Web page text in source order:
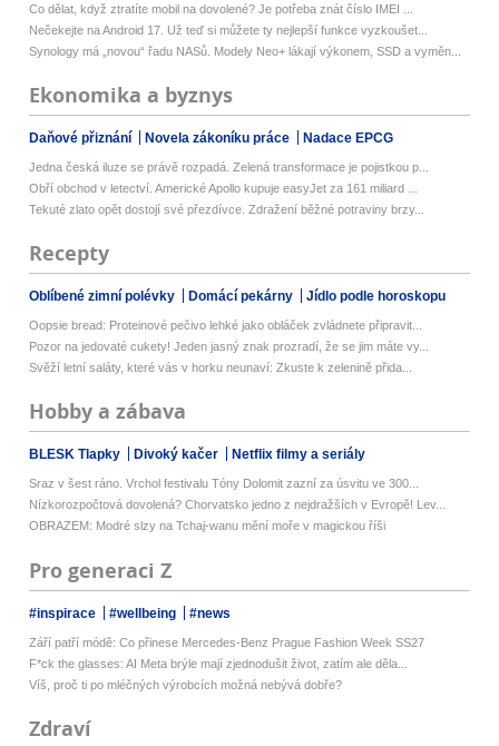
Co dělat, když ztratíte mobil na dovolené? Je potřeba znát číslo IMEI ...
Nečekejte na Android 17. Už teď si můžete ty nejlepší funkce vyzkoušet...
Synology má „novou“ řadu NASů. Modely Neo+ lákají výkonem, SSD a vyměn...
Ekonomika a byznys
Daňové přiznání Novela zákoníku práce Nadace EPCG
Jedna česká iluze se právě rozpadá. Zelená transformace je pojistkou p...
Obří obchod v letectví. Americké Apollo kupuje easyJet za 161 miliard ...
Tekuté zlato opět dostojí své přezdívce. Zdražení běžné potraviny brzy...
Recepty
Oblíbené zimní polévky Domácí pekárny Jídlo podle horoskopu
Oopsie bread: Proteinové pečivo lehké jako obláček zvládnete připravit...
Pozor na jedovaté cukety! Jeden jasný znak prozradí, že se jim máte vy...
Svěží letní saláty, které vás v horku neunaví: Zkuste k zelenině přida...
Hobby a zábava
BLESK Tlapky Divoký kačer Netflix filmy a seriály
Sraz v šest ráno. Vrchol festivalu Tóny Dolomit zazní za úsvitu ve 300...
Nízkorozpočtová dovolená? Chorvatsko jedno z nejdražších v Evropě! Lev...
OBRAZEM: Modré slzy na Tchaj-wanu mění moře v magickou říši
Pro generaci Z
#inspirace #wellbeing #news
Září patří módě: Co přinese Mercedes-Benz Prague Fashion Week SS27
F*ck the glasses: AI Meta brýle mají zjednodušit život, zatím ale děla...
Víš, proč ti po mléčných výrobcích možná nebývá dobře?
Zdraví